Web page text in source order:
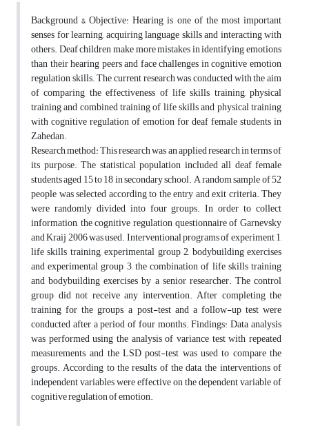
Background & Objective: Hearing is one of the most important
senses for learning, acquiring language skills and interacting with
others. Deaf children make more mistakes in identifying emotions
than their hearing peers and face challenges in cognitive emotion
regulation skills. The current research was conducted with the aim
of comparing the effectiveness of life skills training, physical
training and combined training of life skills and physical training
with cognitive regulation of emotion for deaf female students in
Zahedan.
Research method: This research was an applied research in terms of
its purpose. The statistical population included all deaf female
students aged 15 to 18 in secondary school. A random sample of 52
people was selected according to the entry and exit criteria. They
were randomly divided into four groups. In order to collect
information, the cognitive regulation questionnaire of Garnevsky
and Kraij 2006 was used. Interventional programs of experiment 1,
life skills training, experimental group 2, bodybuilding exercises
and experimental group 3, the combination of life skills training
and bodybuilding exercises by a senior researcher. The control
group did not receive any intervention. After completing the
training for the groups, a post-test and a follow-up test were
conducted after a period of four months. Findings: Data analysis
was performed using the analysis of variance test with repeated
measurements, and the LSD post-test was used to compare the
groups. According to the results of the data, the interventions of
independent variables were effective on the dependent variable of
cognitive regulation of emotion.